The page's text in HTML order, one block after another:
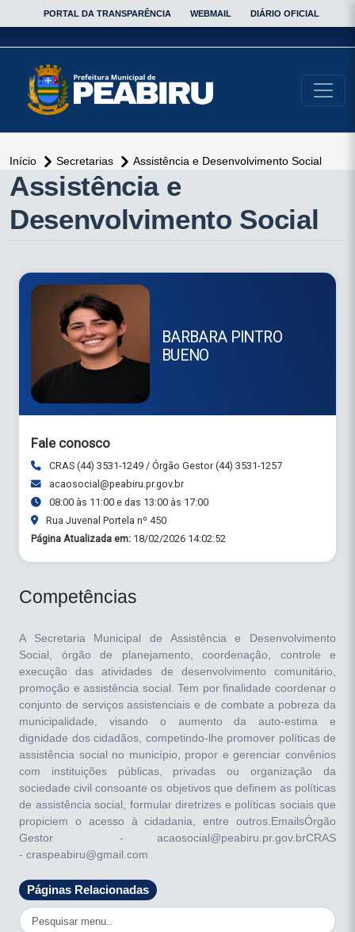
PORTAL DA TRANSPARÊNCIA WEBMAIL DIÁRIO OFICIAL
Início Secretarias
Assistência e Desenvolvimento Social
conteúdo
principal
Assistência e
Desenvolvimento Social
BARBARA PINTRO
BUENO
Fale conosco
CRAS (44) 3531-1249 / Órgão Gestor (44) 3531-1257
acaosocial@peabiru.pr.gov.br
08:00 às 11:00 e das 13:00 às 17:00
Rua Juvenal Portela nº 450
Página Atualizada em: 18/02/2026 14:02:52
Competências
A Secretaria Municipal de Assistência e Desenvolvimento
Social, órgão de planejamento, coordenação, controle e
execução das atividades de desenvolvimento comunitário,
promoção e assistência social. Tem por finalidade coordenar o
conjunto de serviços assistenciais e de combate a pobreza da
municipalidade, visando o aumento da auto-estima e
dignidade dos cidadãos, competindo-lhe promover políticas de
assistência social no município, propor e gerenciar convênios
com instituições públicas, privadas ou organização da
sociedade civil consoante os objetivos que definem as políticas
de assistência social, formular diretrizes e políticas sociais que
propiciem o acesso à cidadania, entre outros.EmailsÓrgão
Gestor - acaosocial@peabiru.pr.gov.brCRAS
- craspeabiru@gmail.com
Páginas Relacionadas